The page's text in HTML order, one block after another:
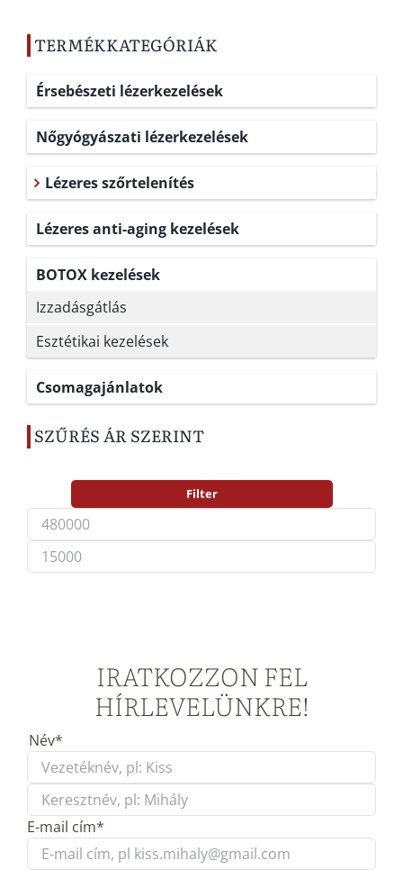
TERMÉKKATEGÓRIÁK
Érsebészeti lézerkezelések
Nőgyógyászati lézerkezelések
Lézeres szőrtelenítés
Lézeres anti-aging kezelések
BOTOX kezelések
Izzadásgátlás
Esztétikai kezelések
Csomagajánlatok
SZŰRÉS ÁR SZERINT
Filter
IRATKOZZON FEL
HÍRLEVELÜNKRE!
Név*
First
Last
E-mail cím*